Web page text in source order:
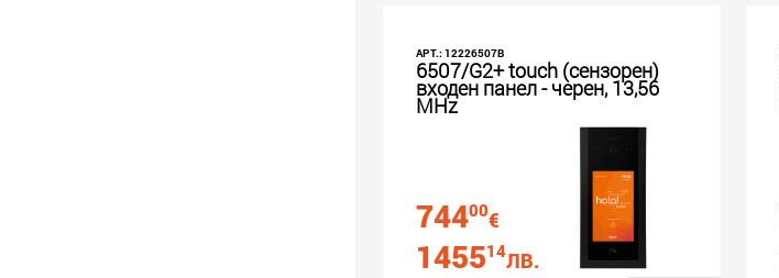
АРТ.: 12226507B
6507/G2+ touch (сензорен)
входен панел - черен, 13,56
MHz
74400€
145514ЛВ.